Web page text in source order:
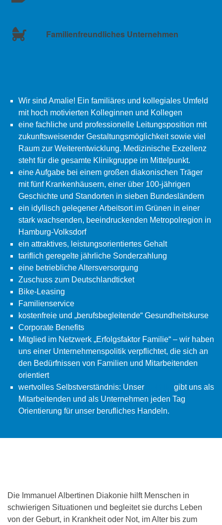
Familienfreundliches Unternehmen
Wir sind Amalie! Ein familiäres und kollegiales Umfeld
mit hoch motivierten Kolleginnen und Kollegen
eine fachliche und professionelle Leitungsposition mit
zukunftsweisender Gestaltungsmöglichkeit sowie viel
Raum zur Weiterentwicklung. Medizinische Exzellenz
steht für die gesamte Klinikgruppe im Mittelpunkt.
eine Aufgabe bei einem großen diakonischen Träger
mit fünf Krankenhäusern, einer über 100-jährigen
Geschichte und Standorten in sieben Bundesländern
ein idyllisch gelegener Arbeitsort im Grünen in einer
stark wachsenden, beeindruckenden Metropolregion in
Hamburg-Volksdorf
ein attraktives, leistungsorientiertes Gehalt
tariflich geregelte jährliche Sonderzahlung
eine betriebliche Altersversorgung
Zuschuss zum Deutschlandticket
Bike-Leasing
Familienservice
kostenfreie und „berufsbegleitende“ Gesundheitskurse
Corporate Benefits
Mitglied im Netzwerk „Erfolgsfaktor Familie“ – wir haben
uns einer Unternehmenspolitik verpflichtet, die sich an
den Bedürfnissen von Familien und Mitarbeitenden
orientiert
wertvolles Selbstverständnis: Unser
gibt uns als
Mitarbeitenden und als Unternehmen jeden Tag
Orientierung für unser berufliches Handeln.
Die Immanuel Albertinen Diakonie hilft Menschen in
schwierigen Situationen und begleitet sie durchs Leben
von der Geburt, in Krankheit oder Not, im Alter bis zum